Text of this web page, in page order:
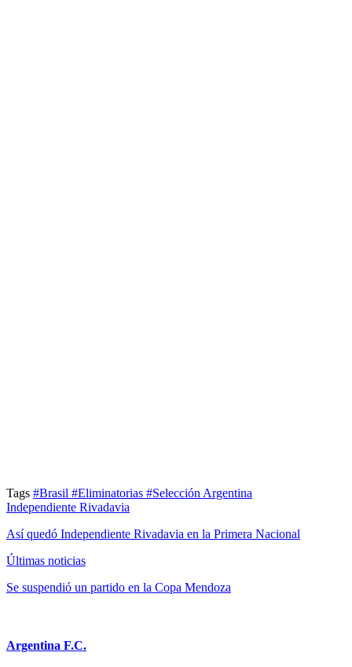
Tags #Brasil #Eliminatorias #Selección Argentina
Independiente Rivadavia
Así quedó Independiente Rivadavia en la Primera Nacional
Últimas noticias
Se suspendió un partido en la Copa Mendoza
Argentina F.C.